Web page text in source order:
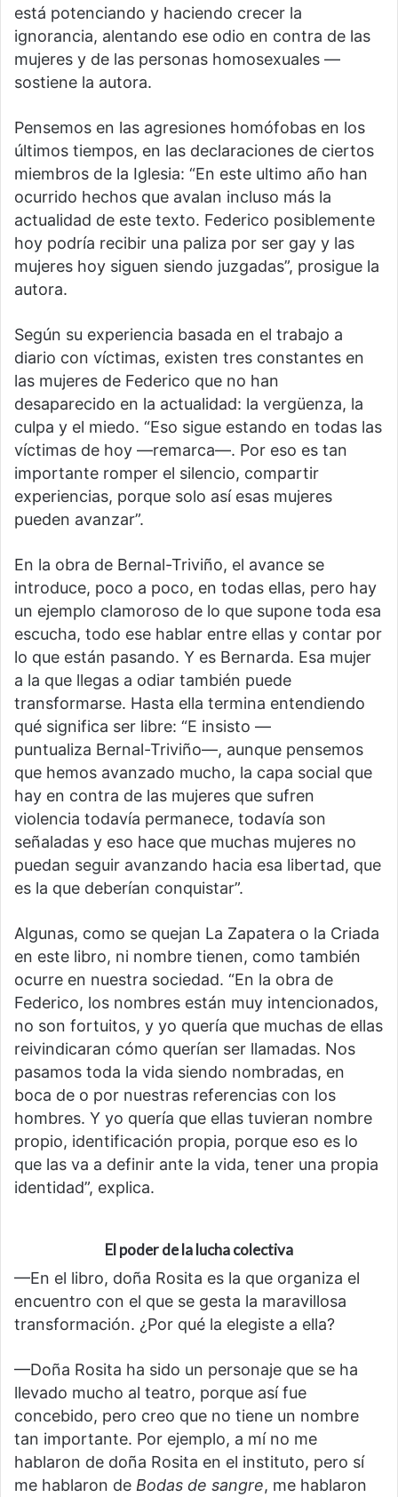
está potenciando y haciendo crecer la
ignorancia, alentando ese odio en contra de las
mujeres y de las personas homosexuales —
sostiene la autora.
Pensemos en las agresiones homófobas en los
últimos tiempos, en las declaraciones de ciertos
miembros de la Iglesia: “En este ultimo año han
ocurrido hechos que avalan incluso más la
actualidad de este texto. Federico posiblemente
hoy podría recibir una paliza por ser gay y las
mujeres hoy siguen siendo juzgadas”, prosigue la
autora.
Según su experiencia basada en el trabajo a
diario con víctimas, existen tres constantes en
las mujeres de Federico que no han
desaparecido en la actualidad: la vergüenza, la
culpa y el miedo. “Eso sigue estando en todas las
víctimas de hoy —remarca—. Por eso es tan
importante romper el silencio, compartir
experiencias, porque solo así esas mujeres
pueden avanzar”.
En la obra de Bernal-Triviño, el avance se
introduce, poco a poco, en todas ellas, pero hay
un ejemplo clamoroso de lo que supone toda esa
escucha, todo ese hablar entre ellas y contar por
lo que están pasando. Y es Bernarda. Esa mujer
a la que llegas a odiar también puede
transformarse. Hasta ella termina entendiendo
qué significa ser libre: “E insisto —
puntualiza Bernal-Triviño—, aunque pensemos
que hemos avanzado mucho, la capa social que
hay en contra de las mujeres que sufren
violencia todavía permanece, todavía son
señaladas y eso hace que muchas mujeres no
puedan seguir avanzando hacia esa libertad, que
es la que deberían conquistar”.
Algunas, como se quejan La Zapatera o la Criada
en este libro, ni nombre tienen, como también
ocurre en nuestra sociedad. “En la obra de
Federico, los nombres están muy intencionados,
no son fortuitos, y yo quería que muchas de ellas
reivindicaran cómo querían ser llamadas. Nos
pasamos toda la vida siendo nombradas, en
boca de o por nuestras referencias con los
hombres. Y yo quería que ellas tuvieran nombre
propio, identificación propia, porque eso es lo
que las va a definir ante la vida, tener una propia
identidad”, explica.
El poder de la lucha colectiva
—En el libro, doña Rosita es la que organiza el
encuentro con el que se gesta la maravillosa
transformación. ¿Por qué la elegiste a ella?
—Doña Rosita ha sido un personaje que se ha
llevado mucho al teatro, porque así fue
concebido, pero creo que no tiene un nombre
tan importante. Por ejemplo, a mí no me
hablaron de doña Rosita en el instituto, pero sí
me hablaron de Bodas de sangre, me hablaron